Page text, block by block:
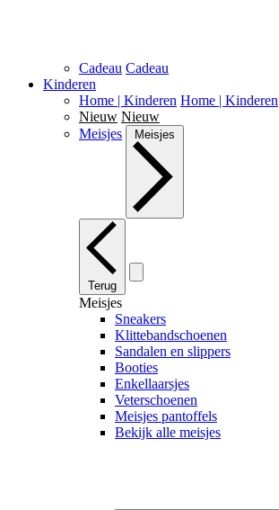
Cadeau Cadeau
Kinderen
Home | Kinderen Home | Kinderen
Nieuw Nieuw
Meisjes
Meisjes
Terug
Meisjes
Sneakers
Klittebandschoenen
Sandalen en slippers
Booties
Enkellaarsjes
Veterschoenen
Meisjes pantoffels
Bekijk alle meisjes